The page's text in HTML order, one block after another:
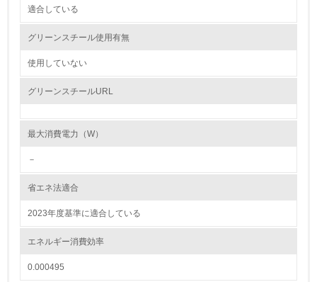
<L2> 資源とエネルギーの使用量の把握をし、具体的な削
環境配慮型製品・サービスの製造・販売
行っている
<L2> 環境配慮型製品・サービスの製造・販売状況を把握
適合している
グリーンスチール使用有無
使用していない
グリーンスチールURL
最大消費電力（W）
－
省エネ法適合
2023年度基準に適合している
エネルギー消費効率
0.000495